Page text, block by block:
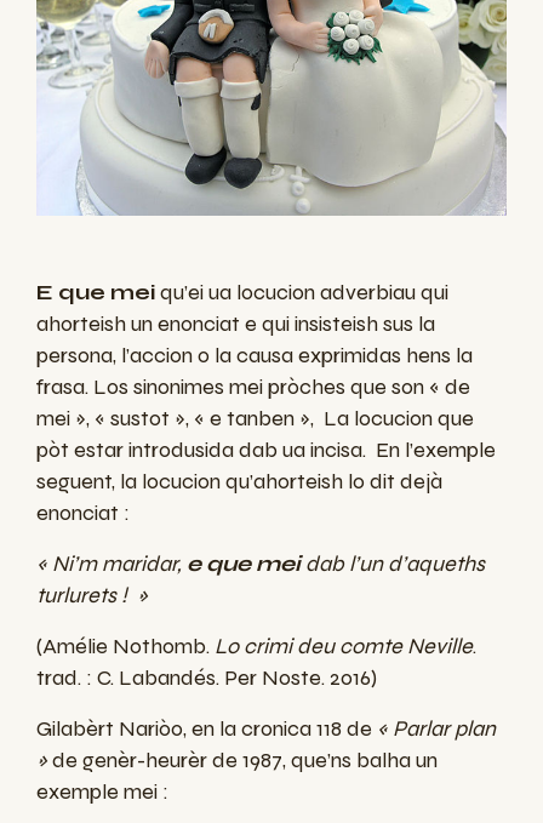
E que meiqu’ei ua locucion adverbiau qui
ahorteish un enonciat e qui insisteish sus la
persona, l’accion o la causa exprimidas hens la
frasa. Los sinonimes mei pròches que son « de
mei », « sustot », « e tanben », La locucion que
pòt estar introdusida dab ua incisa. En l’exemple
seguent, la locucion qu’ahorteish lo dit dejà
enonciat :
« Ni’m maridar, e que mei dab l’un d’aqueths
turlurets ! »
(Amélie Nothomb. Lo crimi deu comte Neville.
trad. : C. Labandés. Per Noste. 2016)
Gilabèrt Nariòo, en la cronica 118 de « Parlar plan
»de genèr-heurèr de 1987, que’ns balha un
exemple mei :